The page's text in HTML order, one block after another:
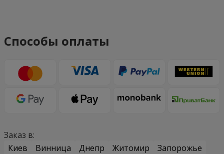
Способы оплаты
Заказ в:
Киев
Винница Днепр Житомир
Запорожье